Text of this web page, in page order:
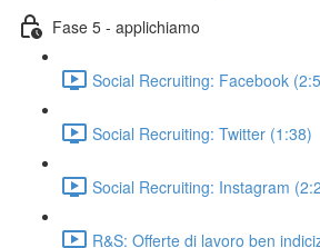
Fase 5 - applichiamo
Social Recruiting: Facebook
Social Recruiting: Twitter (1:38)
Social Recruiting: Instagram
R&S: Offerte di lavoro ben